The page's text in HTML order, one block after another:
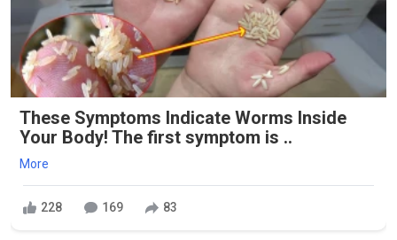
These Symptoms Indicate Worms Inside
Your Body! The first symptom is ..
More
228 169 83